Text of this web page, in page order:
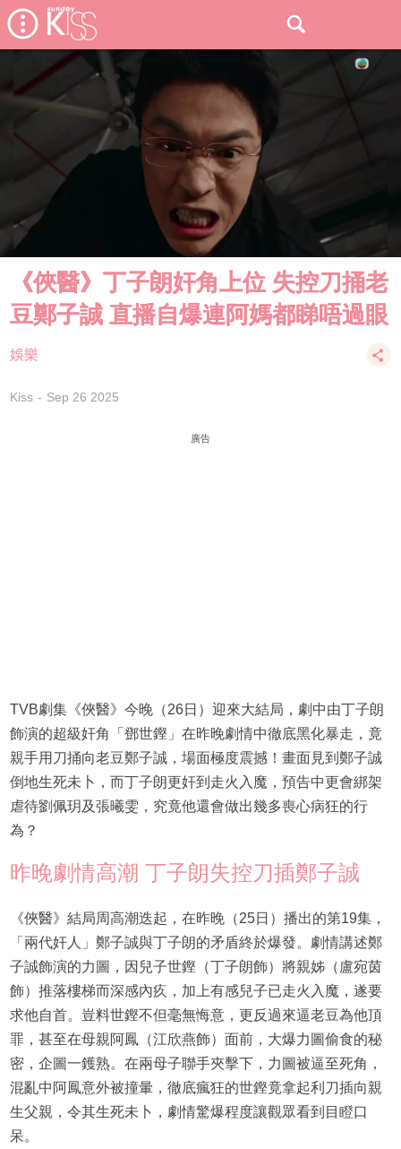
《俠醫》丁子朗奸角上位 失控刀捅老
豆鄭子誠 直播自爆連阿媽都睇唔過眼
娛樂
Kiss Sep 26 2025
廣告
TVB劇集《俠醫》今晚（26日）迎來大結局，劇中由丁子朗
飾演的超級奸角「鄧世鏗」在昨晚劇情中徹底黑化暴走，竟
親手用刀捅向老豆鄭子誠，場面極度震撼！畫面見到鄭子誠
倒地生死未卜，而丁子朗更奸到走火入魔，預告中更會綁架
虐待劉佩玥及張曦雯，究竟他還會做出幾多喪心病狂的行
為？
昨晚劇情高潮 丁子朗失控刀插鄭子誠
《俠醫》結局周高潮迭起，在昨晚（25日）播出的第19集，
「兩代奸人」鄭子誠與丁子朗的矛盾終於爆發。劇情講述鄭
子誠飾演的力圖，因兒子世鏗（丁子朗飾）將親姊（盧宛茵
飾）推落樓梯而深感內疚，加上有感兒子已走火入魔，遂要
求他自首。豈料世鏗不但毫無悔意，更反過來逼老豆為他頂
罪，甚至在母親阿鳳（江欣燕飾）面前，大爆力圖偷食的秘
密，企圖一鑊熟。在兩母子聯手夾擊下，力圖被逼至死角，
混亂中阿鳳意外被撞暈，徹底瘋狂的世鏗竟拿起利刀插向親
生父親，令其生死未卜，劇情驚爆程度讓觀眾看到目瞪口
呆。